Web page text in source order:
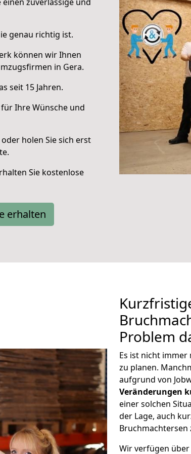
genau richtig ist.
können wir Ihnen
in Gera.
seit 15 Jahren.
Ihre Wünsche und
holen Sie sich erst
Sie kostenlose
erhalten
Problem
Es ist nicht immer
zu planen.
aufgrund von
Veränderungen
einer solchen
der Lage, auch
Bruchmachtersen
Wir verfügen